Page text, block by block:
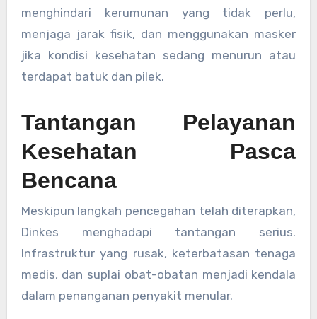
menghindari kerumunan yang tidak perlu,
menjaga jarak fisik, dan menggunakan masker
jika kondisi kesehatan sedang menurun atau
terdapat batuk dan pilek.
Tantangan Pelayanan
Kesehatan Pasca
Bencana
Meskipun langkah pencegahan telah diterapkan,
Dinkes menghadapi tantangan serius.
Infrastruktur yang rusak, keterbatasan tenaga
medis, dan suplai obat-obatan menjadi kendala
dalam penanganan penyakit menular.